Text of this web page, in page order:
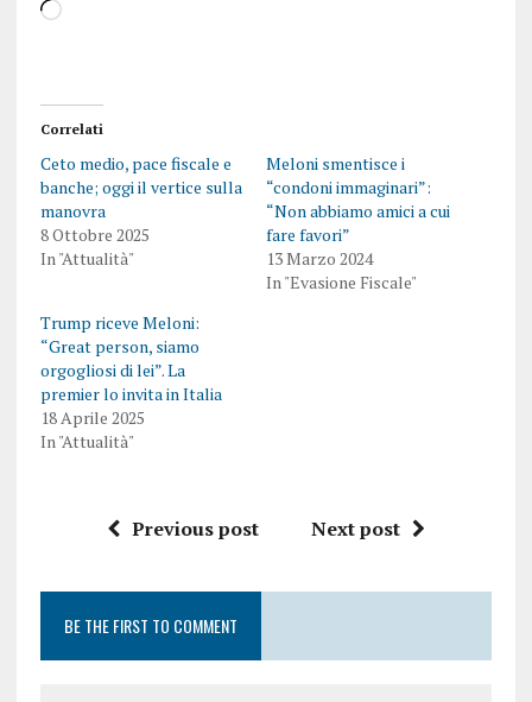
Correlati
Ceto medio, pace fiscale e
banche; oggi il vertice sulla
manovra
8 Ottobre 2025
In "Attualità"
Meloni smentisce i
“condoni immaginari”:
“Non abbiamo amici a cui
fare favori”
13 Marzo 2024
In "Evasione Fiscale"
Trump riceve Meloni:
“Great person, siamo
orgogliosi di lei”. La
premier lo invita in Italia
18 Aprile 2025
In "Attualità"
Previous post Next post
BE THE FIRST TO COMMENT